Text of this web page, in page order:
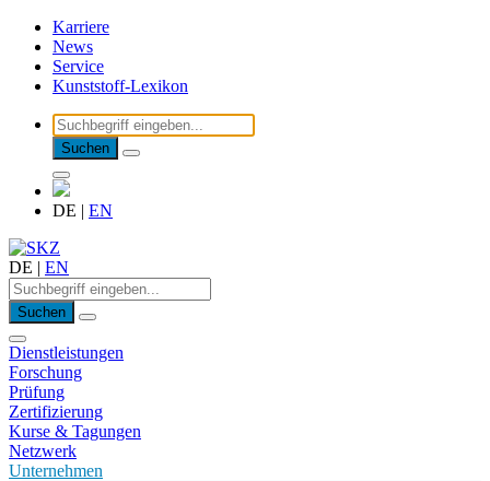
Karriere
News
Service
Kunststoff-Lexikon
Suchen
DE | EN
DE | EN
Suchen
Dienstleistungen
Forschung
Prüfung
Zertifizierung
Kurse & Tagungen
Netzwerk
Unternehmen